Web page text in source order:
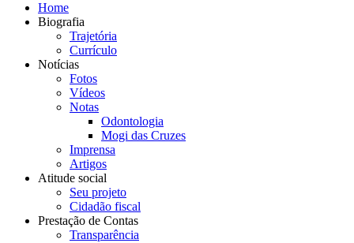
Home
Biografia
Trajetória
Currículo
Notícias
Fotos
Vídeos
Notas
Odontologia
Mogi das Cruzes
Imprensa
Artigos
Atitude social
Seu projeto
Cidadão fiscal
Prestação de Contas
Transparência